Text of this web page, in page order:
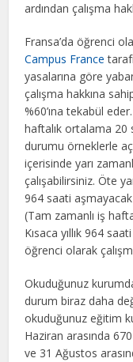
ardından çalışma
Fransa’da öğrenci
Campus France
yasalarına göre
çalışma hakkına
%60’ına tekabül
haftalık ortalama 20
durumu örneklerle
içerisinde yarı
çalışabilirsiniz. Öte
964 saati
(Tam zamanlı iş
Kısaca yıllık 964
öğrenci olarak
Okuduğunuz
durum biraz daha
okuduğunuz eğitim
Haziran arasında
ve 31 Ağustos